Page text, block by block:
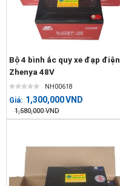
Bộ 4 bình ắc quy xe đạp điện
Zhenya 48V
NH00618
Giá: 1,300,000VND
1,580,000 VND